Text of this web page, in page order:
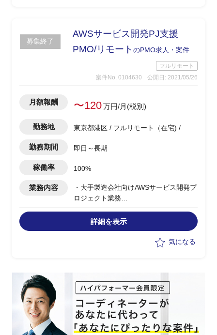
募集終了
AWSサービス開発PJ支援
PMO/リモート のPMO求人・案件
フルリモート
案件No. 0104630
公開日: 2021/05/26
月額報酬 〜120万円/月(税別)
勤務地
東京都港区 / フルリモート（在宅) / 虎
勤務期間 即日～長期
稼働率 100%
業務内容
・大手製造会社向けAWSサービス開発プ
ロジェクト業務
・課題管理、進捗管理、品質管理
・各種内外のステークホルダーとの調整
詳細を表示
気になる